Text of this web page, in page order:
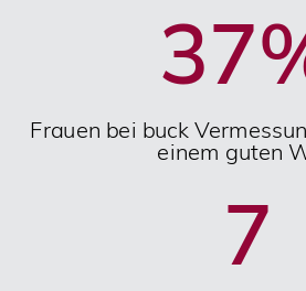
37
Frauen bei buck
einem guten
7